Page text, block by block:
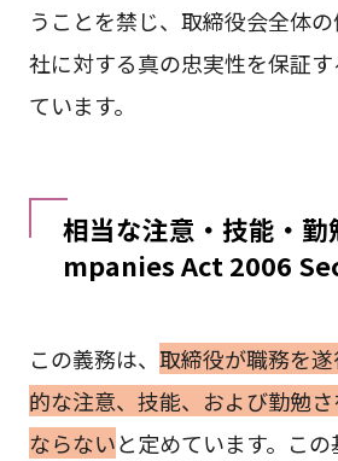
うことを禁じ、取締役会全体
社に対する真の忠実性を保証
ています。
相当な注意・技能・勤
mpanies Act 2006
この義務は、 取締役が職務を
的な注意、技能、および勤勉
ならないと定めています。こ